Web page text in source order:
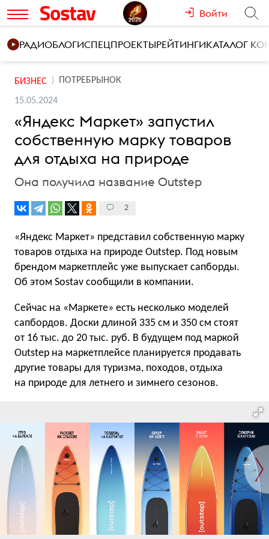
Войти
РАДИОБЛОГИСПЕЦПРОЕКТЫРЕЙТИНГИКАТАЛОГ
БИЗНЕС ПОТРЕБРЫНОК
15.05.2024
«Яндекс Маркет» запустил
собственную марку товаров
для отдыха на природе
Она получила название Outstep
2
«Яндекс Маркет» представил собственную марку
товаров отдыха на природе Outstep. Под новым
брендом маркетплейс уже выпускает сапборды.
Об этом Sostav сообщили в компании.
Сейчас на «Маркете» есть несколько моделей
сапбордов. Доски длиной 335 см и 350 см стоят
от 16 тыс. до 20 тыс. руб. В будущем под маркой
Outstep на маркетплейсе планируется продавать
другие товары для туризма, походов, отдыха
на природе для летнего и зимнего сезонов.